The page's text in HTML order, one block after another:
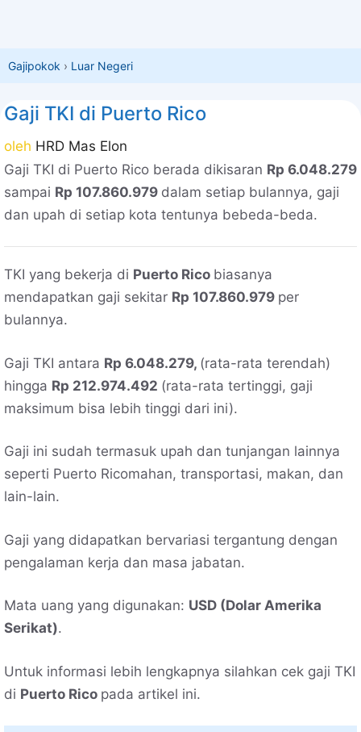
Gajipokok › Luar Negeri
Gaji TKI di Puerto Rico
oleh HRD Mas Elon
Gaji TKI di Puerto Rico berada dikisaran Rp 6.048.279
sampai Rp 107.860.979 dalam setiap bulannya, gaji
dan upah di setiap kota tentunya bebeda-beda.
TKI yang bekerja di Puerto Rico biasanya
mendapatkan gaji sekitar Rp 107.860.979 per
bulannya.
Gaji TKI antara Rp 6.048.279, (rata-rata terendah)
hingga Rp 212.974.492 (rata-rata tertinggi, gaji
maksimum bisa lebih tinggi dari ini).
Gaji ini sudah termasuk upah dan tunjangan lainnya
seperti Puerto Ricomahan, transportasi, makan, dan
lain-lain.
Gaji yang didapatkan bervariasi tergantung dengan
pengalaman kerja dan masa jabatan.
Mata uang yang digunakan: USD (Dolar Amerika
Serikat).
Untuk informasi lebih lengkapnya silahkan cek gaji TKI
di Puerto Rico pada artikel ini.